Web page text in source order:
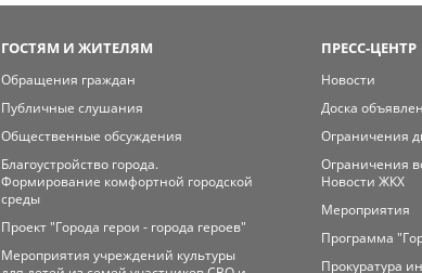
ГОСТЯМ И ЖИТЕЛЯМ
Обращения граждан
Публичные слушания
Общественные обсуждения
Благоустройство города.
Формирование комфортной городской
среды
Проект "Города герои - города героев"
Мероприятия учреждений культуры
ПРЕСС-ЦЕНТР
Новости
Доска
Ограничения
Ограничения
Новости ЖКХ
Мероприятия
Программа
Прокуратура